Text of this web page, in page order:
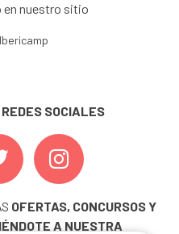
en nuestro sitio
SOCIALES
OFERTAS, CONCURSOS Y
A NUESTRA